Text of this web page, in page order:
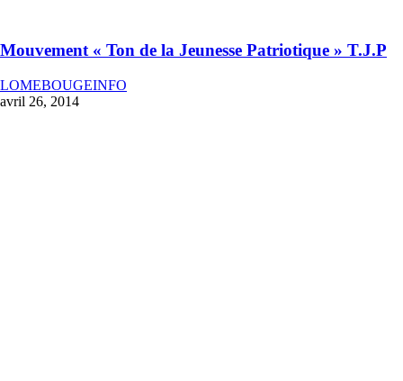
Mouvement « Ton de la Jeunesse Patriotique » T.J.P
LOMEBOUGEINFO
avril 26, 2014